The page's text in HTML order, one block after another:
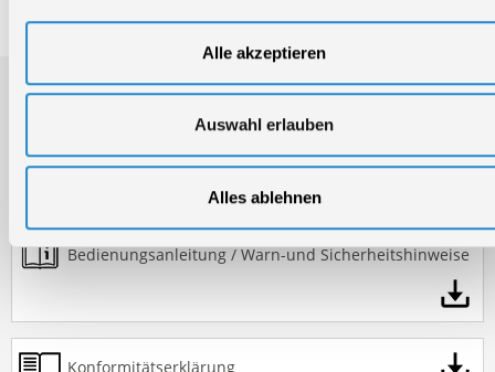
Alle akzeptieren
Auswahl erlauben
Alles ablehnen
Downloads
Bedienungsanleitung / Warn-und Sicherheitshinweise
Konformitätserklärung